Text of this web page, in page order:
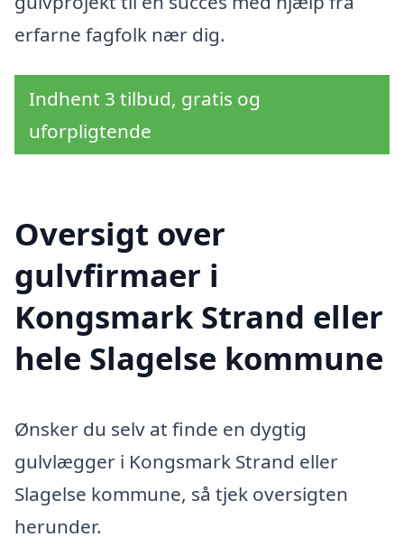
erfarne fagfolk nær dig.
Indhent 3 tilbud, gratis og
uforpligtende
Oversigt over
gulvfirmaer i
Kongsmark Strand eller
hele Slagelse kommune
Ønsker du selv at finde en dygtig
gulvlægger i Kongsmark Strand eller
Slagelse kommune, så tjek oversigten
herunder.